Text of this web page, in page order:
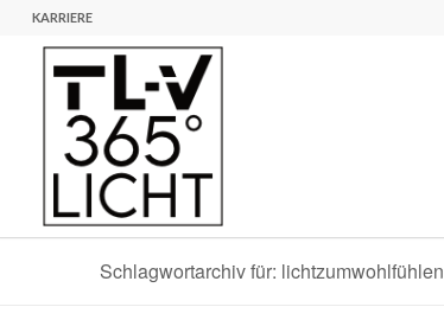
KARRIERE
Schlagwortarchiv für: lichtzumwohlfühlen